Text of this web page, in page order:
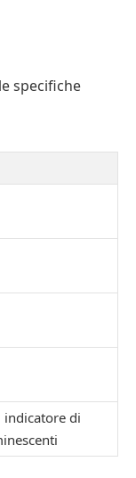
specifiche
indicatore di